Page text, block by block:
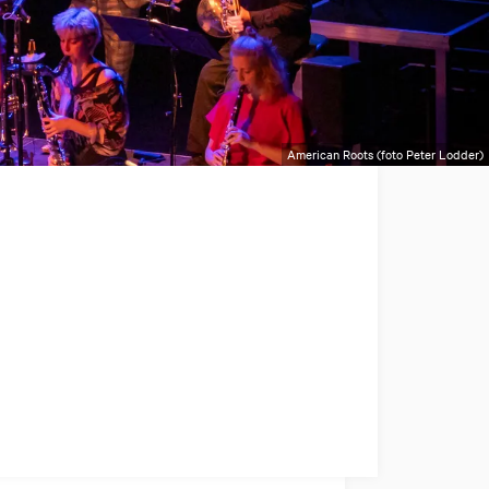
American Roots (foto Peter Lodder)